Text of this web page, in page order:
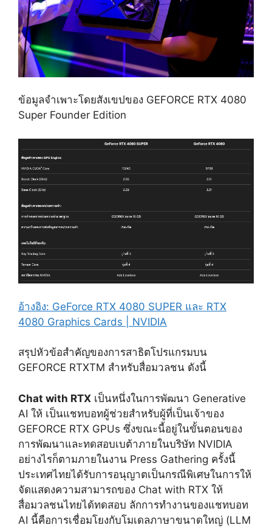
ข้อมูลจำเพาะโดยสังเขปของ GEFORCE RTX 4080
Super Founder Edition
อ้างอิง: GeForce RTX 4080 SUPER และ RTX
4080 Graphics Cards | NVIDIA
สรุปหัวข้อสำคัญของการสาธิตโปรแกรมบน
GEFORCE RTXTM สำหรับสื่อมวลชน ดังนี้
Chat with RTX เป็นหนึ่งในการพัฒนา Generative
AI ให้ เป็นแชทบอทผู้ช่วยสำหรับผู้ที่เป็นเจ้าของ
GEFORCE RTX GPUs ซึ่งขณะนี้อยู่ในขั้นตอนของ
การพัฒนาและทดสอบเบต้าภายในบริษัท NVIDIA
อย่างไรก็ตามภายในงาน Press Gathering ครั้งนี้
ประเทศไทยได้รับการอนุญาตเป็นกรณีพิเศษในการให้
จัดแสดงความสามารถของ Chat with RTX ให้
สื่อมวลชนไทยได้ทดสอบ ลักการทำงานของแชทบอท
AI นี้คือการเชื่อมโยงกับโมเดลภาษาขนาดใหญ่ (LLM